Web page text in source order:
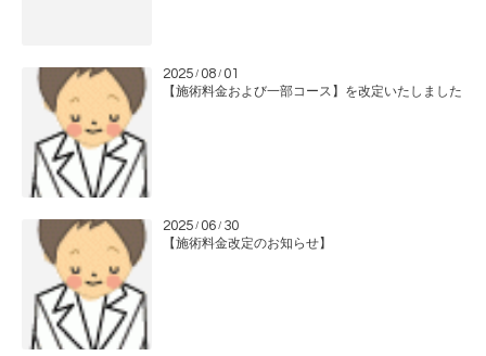
2025 / 08 / 01
【施術料金および一部コース】を改定いたしました
2025 / 06 / 30
【施術料金改定のお知らせ】